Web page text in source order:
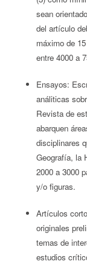
sean
del artículo
máximo de
entre 4000 a
Ensayos:
análiticas
Revista de
abarquen
disciplinares
Geografía, la
2000 a 3000
y/o figuras.
Artículos
originales
temas de
estudios